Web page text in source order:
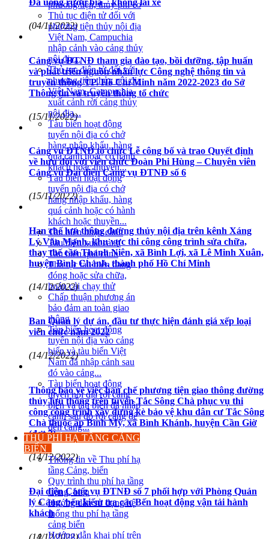
phương tiện, thủy phi cơ
Thủ tục điện tử đối với
phương tiện thủy nội địa
Việt Nam, Campuchia
nhập cảnh vào cảng thủy
nội địa...
Thủ tục điện tử đối với
phương tiện thủy nội địa
Việt Nam, Campuchia
xuất cảnh rời cảng thủy
nội địa...
Tàu biển hoạt động
tuyến nội địa có chở
hàng nhập khẩu, hàng
quá cảnh hoặc có hành
khách hoặc thuyền...
Tàu biển hoạt động
tuyến nội địa có chở
hàng nhập khẩu, hàng
quá cảnh hoặc có hành
khách hoặc thuyền...
Tàu biển nhập cảnh
Tàu biển xuất cảnh
Tàu biển quá cảnh
Thủ tục tàu biển đang
đóng hoặc sửa chữa,
hoán cải chạy thử
Chấp thuận phương án
bảo đảm an toàn giao
thông
Tàu biển hoạt động
tuyến nội địa vào cảng
biển và tàu biển Việt
Nam đã nhập cảnh sau
đó vào cảng...
Tàu biển hoạt động
tuyến nội địa rời cảng
biển và tàu biển đã nhập
cảnh sau đó rời cảng để
đến cảng...
THU PHÍ HẠ TẦNG CẢNG
BIỂN
Thông tin về Thu phí hạ
tầng Cảng, biển
Quy trình thu phí hạ tầng
Cảng, biển
Hướng dẫn sử dụng hệ
thống thu phí hạ tầng
cảng biển
Hướng dẫn khai phí trên
Đã uống rượu bia – không lái xe
(04/11/2022)
Cảng vụ ĐTNĐ tham gia đào tạo, bồi dưỡng, tập huấn
và phát triển nguồn nhân lực Công nghệ thông tin và
truyền thông TP. Hồ Chí Minh năm 2022-2023 do Sở
Thông tin và truyền thông tổ chức
(15/11/2022)
Cảng vụ ĐTNĐ tổ chức Lễ công bố và trao Quyết định
về hưu đối với viên chức Đoàn Phi Hùng – Chuyên viên
Cảng vụ Đại diện Cảng vụ ĐTNĐ số 6
(15/11/2022)
Hạn chế lưu thông đường thủy nội địa trên kênh Xáng
Lý Văn Mạnh, khu vực thi công công trình sửa chữa,
thay thế cầu Thanh Niên, xã Bình Lợi, xã Lê Minh Xuân,
huyện Bình Chánh, thành phố Hồ Chí Minh
(14/12/2022)
Ban Quản lý dự án, đầu tư thực hiện đánh giá xếp loại
viên chức năm 2022
(14/12/2022)
Thông báo về việc hạn chế phương tiện giao thông đường
thủy lưu thông trên tuyến Tắc Sông Chà phục vụ thi
công công trình xây dựng kè bảo vệ khu dân cư Tắc Sông
Chà thuộc ấp Bình Mỹ, xã Bình Khánh, huyện Cần Giờ
(đợt 2)
(14/12/2022)
Đại diện Cảng vụ ĐTNĐ số 7 phối hợp với Phòng Quản
lý Cảng, bến kiểm tra các Bến hoạt động vận tải hành
khách
(14/12/2022)